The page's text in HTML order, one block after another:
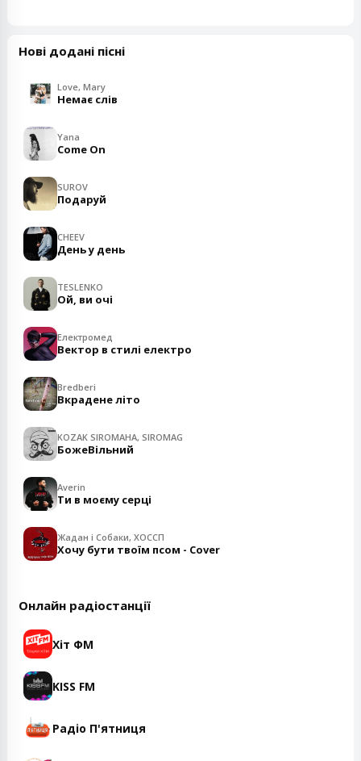
Нові додані пісні
Love, Mary
Немає слів
Yana
Come On
SUROV
Подаруй
CHEEV
День у день
TESLENKO
Ой, ви очі
Електромед
Вектор в стилі електро
Bredberi
Вкрадене літо
KOZAK SIROMAHA, SIROMAG
БожеВільний
Averin
Ти в моєму серці
Жадан і Собаки, ХОССП
Хочу бути твоїм псом - Cover
Онлайн радіостанції
Хіт ФМ
KISS FM
Радіо П'ятниця